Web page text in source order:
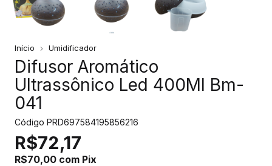
Início Umidificador
Difusor Aromático
Ultrassônico Led 400Ml Bm-
041
Código PRD697584195856216
R$72,17
R$70,00 com Pix